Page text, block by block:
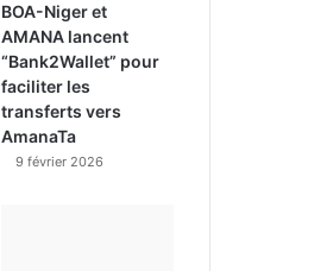
BOA-Niger et
AMANA lancent
“Bank2Wallet” pour
faciliter les
transferts vers
AmanaTa
9 février 2026